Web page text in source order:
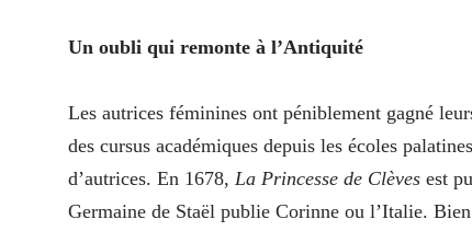
Un oubli qui remonte à l’Antiquité
Les autrices féminines ont péniblement gagné
des cursus académiques depuis les écoles
d’autrices. En 1678, La Princesse de Clèves est
Germaine de Staël publie Corinne ou l’Italie.